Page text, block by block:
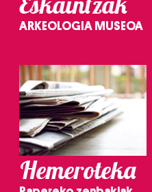
ARKEOLOGIA MUSEOA
Hemeroteka